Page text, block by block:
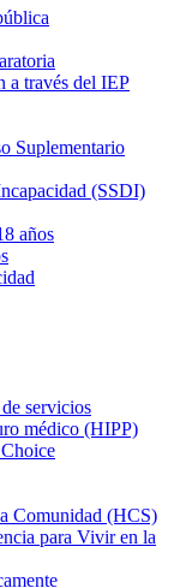
a través del IEP
Suplementario
(SSDI)
años
servicios
médico (HIPP)
Comunidad (HCS)
para Vivir en la